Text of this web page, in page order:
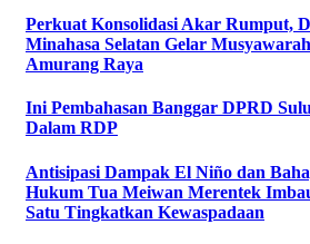
Perkuat Konsolidasi Akar Rumput,
Minahasa Selatan Gelar
Amurang Raya
Ini Pembahasan Banggar DPRD
Dalam RDP
Antisipasi Dampak El Niño dan
Hukum Tua Meiwan Merentek
Satu Tingkatkan Kewaspadaan